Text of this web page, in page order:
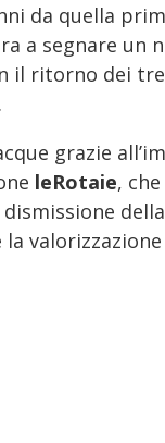
da quella
a segnare un
il ritorno dei
.
grazie
leRotaie,
la